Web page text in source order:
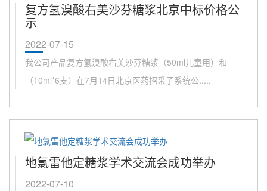
复方氢溴酸右美沙芬糖浆北京中标价格公
示
2022-07-15
我公司产品复方氢溴酸右美沙芬糖浆（50ml儿童用）和
（10ml*6支）在7月14日北京医药招采子系统公.....
地氯雷他定糖浆学术交流会成功举办
2022-07-10